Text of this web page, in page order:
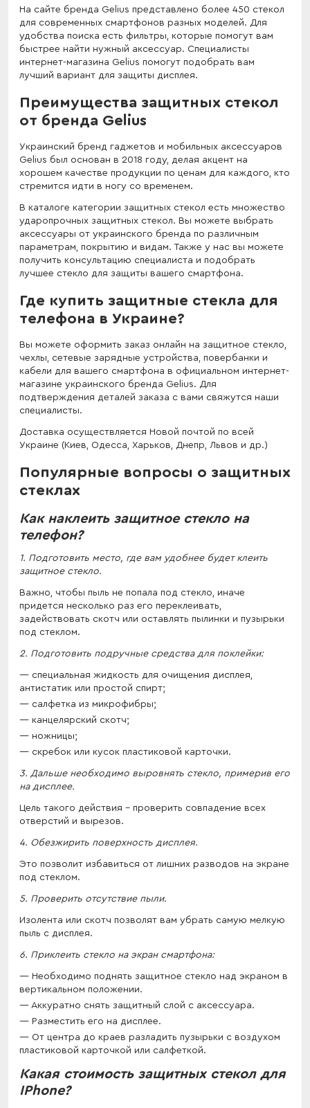
На сайте бренда Gelius представлено более 450 стекол
для современных смартфонов разных моделей. Для
удобства поиска есть фильтры, которые помогут вам
быстрее найти нужный аксессуар. Специалисты
интернет-магазина Gelius помогут подобрать вам
лучший вариант для защиты дисплея.
Преимущества защитных стекол
от бренда Gelius
Украинский бренд гаджетов и мобильных аксессуаров
Gelius был основан в 2018 году, делая акцент на
хорошем качестве продукции по ценам для каждого, кто
стремится идти в ногу со временем.
В каталоге категории защитных стекол есть множество
ударопрочных защитных стекол. Вы можете выбрать
аксессуары от украинского бренда по различным
параметрам, покрытию и видам. Также у нас вы можете
получить консультацию специалиста и подобрать
лучшее стекло для защиты вашего смартфона.
Где купить защитные стекла для
телефона в Украине?
Вы можете оформить заказ онлайн на защитное стекло,
чехлы, сетевые зарядные устройства, повербанки и
кабели для вашего смартфона в официальном интернет-
магазине украинского бренда Gelius. Для
подтверждения деталей заказа с вами свяжутся наши
специалисты.
Доставка осуществляется Новой почтой по всей
Украине (Киев, Одесса, Харьков, Днепр, Львов и др.)
Популярные вопросы о защитных
стеклах
Как наклеить защитное стекло на
телефон?
1. Подготовить место, где вам удобнее будет клеить
защитное стекло.
Важно, чтобы пыль не попала под стекло, иначе
придется несколько раз его переклеивать,
задействовать скотч или оставлять пылинки и пузырьки
под стеклом.
2. Подготовить подручные средства для поклейки:
специальная жидкость для очищения дисплея,
антистатик или простой спирт;
салфетка из микрофибры;
канцелярский скотч;
ножницы;
скребок или кусок пластиковой карточки.
3. Дальше необходимо выровнять стекло, примерив его
на дисплее.
Цель такого действия – проверить совпадение всех
отверстий и вырезов.
4. Обезжирить поверхность дисплея.
Это позволит избавиться от лишних разводов на экране
под стеклом.
5. Проверить отсутствие пыли.
Изолента или скотч позволят вам убрать самую мелкую
пыль с дисплея.
6. Приклеить стекло на экран смартфона:
Необходимо поднять защитное стекло над экраном в
вертикальном положении.
Аккуратно снять защитный слой с аксессуара.
Разместить его на дисплее.
От центра до краев разладить пузырьки с воздухом
пластиковой карточкой или салфеткой.
Какая стоимость защитных стекол для
IPhone?